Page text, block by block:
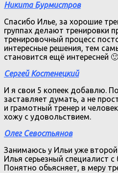
Никита Бурмистров
Спасибо Илье, за хорошие
группах делают тренировки
тренировочный процесс
интересные решения, тем
становится ещё интересней 🙂
Сергей Костенецкий
И я свои 5 копеек добавлю.
заставляет думать, а не
и грамотный тренер и
хожу с удовольствием.
Олег Севостьянов
Занимаюсь у Ильи уже
Илья серьезный специалист
Понятно обьясняет, в меру